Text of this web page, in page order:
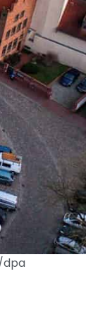
dpa